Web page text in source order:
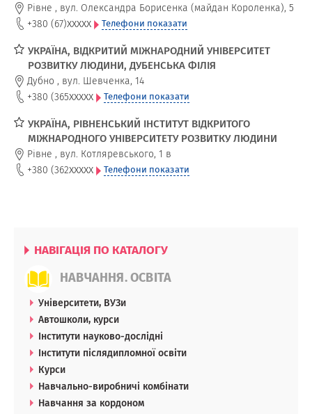
Рівне , вул. Олександра Борисенка (майдан Короленка), 5
+380 (67)xxxxx Телефони показати
УКРАЇНА, ВІДКРИТИЙ МІЖНАРОДНИЙ УНІВЕРСИТЕТ
РОЗВИТКУ ЛЮДИНИ, ДУБЕНСЬКА ФІЛІЯ
Дубно , вул. Шевченка, 14
+380 (365xxxxx Телефони показати
УКРАЇНА, РІВНЕНСЬКИЙ ІНСТИТУТ ВІДКРИТОГО
МІЖНАРОДНОГО УНІВЕРСИТЕТУ РОЗВИТКУ ЛЮДИНИ
Рівне , вул. Котляревського, 1 в
+380 (362xxxxx Телефони показати
НАВІГАЦІЯ ПО КАТАЛОГУ
НАВЧАННЯ. ОСВІТА
Університети, ВУЗи
Автошколи, курси
Інститути науково-дослідні
Інститути післядипломної освіти
Курси
Навчально-виробничі комбінати
Навчання за кордоном